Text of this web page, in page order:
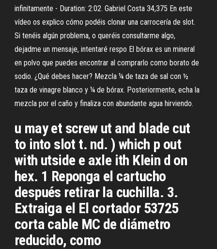
infinitamente - Duration: 2:02. Gabriel Costa 34,375 En este
vídeo os explico cómo podéis clonar una carrocería de slot.
Si tenéis algún problema, o queréis consultarme algo,
dejadme un mensaje, intentaré respo El bórax es un mineral
en polvo que puedes encontrar al comprarlo como borato de
sodio. ¿Qué debes hacer? Mezcla ¼ de taza de sal con ½
taza de vinagre blanco y ¼ de bórax. Posteriormente, echa la
mezcla por el caño y finaliza con abundante agua hirviendo.
u may et screw ut and blade cut
to into slot t. nd. ) which p out
with utside e axle ith Klein d on
hex. 1 Reponga el cartucho
después retirar la cuchilla. 3.
Extraiga el El cortador 53725
corta cable MC de diámetro
reducido, como